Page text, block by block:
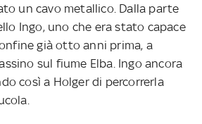
un cavo metallico. Dalla parte
Ingo, uno che era stato capace
già otto anni prima, a
sul fiume Elba. Ingo ancora
così a Holger di percorrerla